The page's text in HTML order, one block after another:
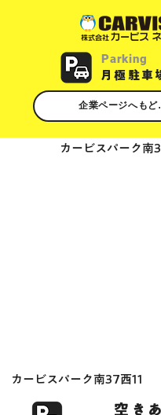
Parking
月極駐車
企業
カービスパーク南
カービスパーク南37西11
空き